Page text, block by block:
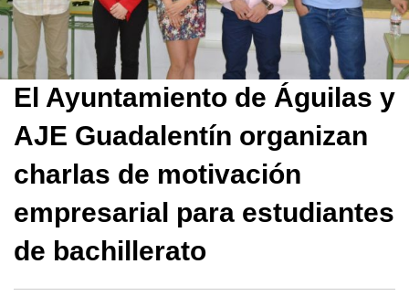
El Ayuntamiento de Águilas y
AJE Guadalentín organizan
charlas de motivación
empresarial para estudiantes
de bachillerato